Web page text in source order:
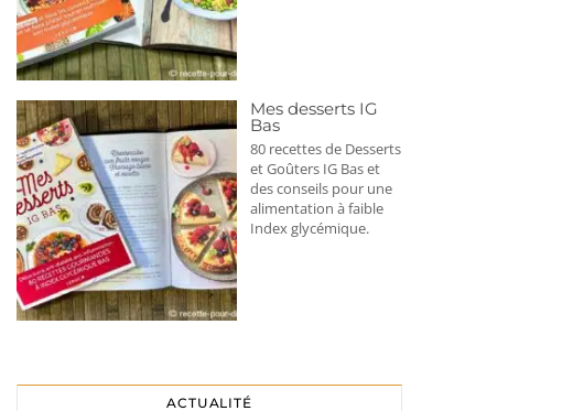
Mes desserts IG
Bas
80 recettes de Desserts
et Goûters IG Bas et
des conseils pour une
alimentation à faible
Index glycémique.
ACTUALITÉ